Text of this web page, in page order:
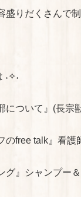
盛りだくさんで
˖✧˖
について』(長宗
free talk』看護
』シャンプー